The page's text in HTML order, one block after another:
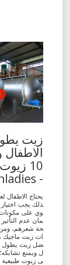
زيت
10
- arabianladies
يحتاج الاطفال
ذلك يجب
وي على مكونات
مان عدم
حة شعرهم، ومن
ات زيت ماجيك
ضل زيت يطول
ل ويمنع
ى زيوت طبيعية